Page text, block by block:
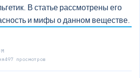
В статье рассмотрены его
и мифы о данном веществе.
497 просмотров